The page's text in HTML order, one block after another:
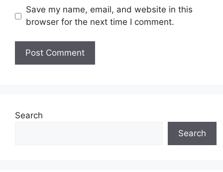
Save my name, email, and website in this
browser for the next time I comment.
Search
Search